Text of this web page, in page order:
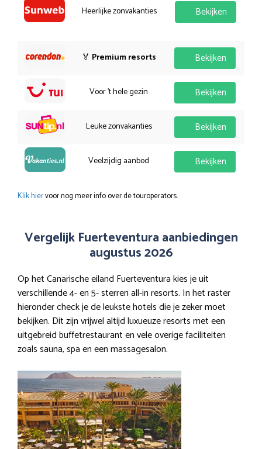
Heerlijke zonvakanties Bekijken
🏅 Premium resorts Bekijken
Voor 't hele gezin Bekijken
Leuke zonvakanties Bekijken
Veelzijdig aanbod Bekijken
Klik hiervoor nog meer info over de touroperators.
Vergelijk Fuerteventura aanbiedingen
augustus 2026
Op het Canarische eiland Fuerteventura kies je uit
verschillende 4- en 5- sterren all-in resorts. In het raster
hieronder check je de leukste hotels die je zeker moet
bekijken. Dit zijn vrijwel altijd luxueuze resorts met een
uitgebreid buffetrestaurant en vele overige faciliteiten
zoals sauna, spa en een massagesalon.